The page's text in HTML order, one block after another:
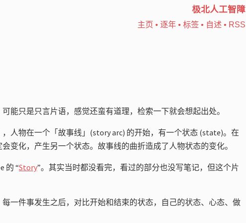
极北人工智障
主页 • 逐年• 标签• 自述 • RSS
能只是只言片语，感觉还蛮有道理，检索一下就会想起出处。
人物在一个「故事线」(story arc) 的开始，有一个状态 (state)。在
变化，产生另一个状态。故事线的曲折造成了人物状态的变化。
的 “Story”。其实当时都没看完，看过的部分也没写笔记，但这个片
一件事发生之后，对比开始和结束的状态，自己的状态、心态、做